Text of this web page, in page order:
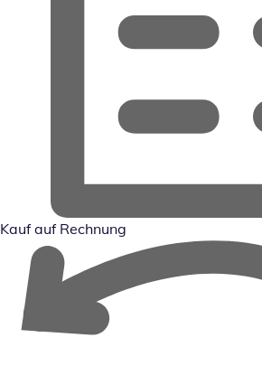
Kauf auf Rechnung